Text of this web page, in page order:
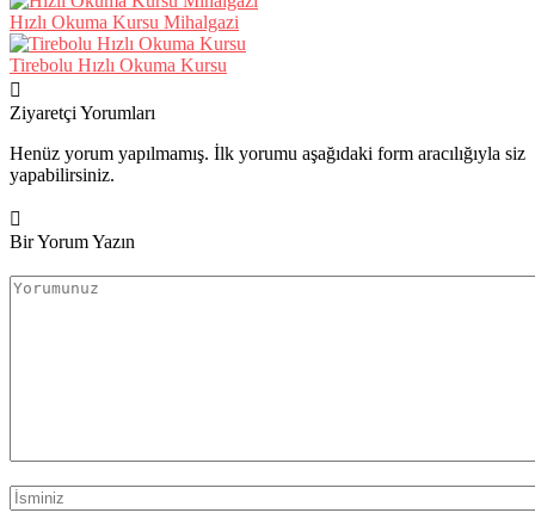
Hızlı Okuma Kursu Mihalgazi
Tirebolu Hızlı Okuma Kursu
Ziyaretçi Yorumları
Henüz yorum yapılmamış. İlk yorumu aşağıdaki form aracılığıyla siz
yapabilirsiniz.
Bir Yorum Yazın